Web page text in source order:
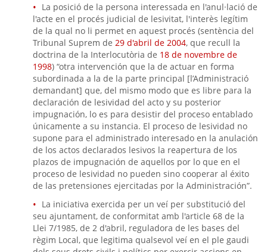
La posició de la persona interessada en l'anul·lació de
l'acte en el procés judicial de lesivitat, l'interès legítim
de la qual no li permet en aquest procés (sentència del
Tribunal Suprem de 29 d'abril de 2004, que recull la
doctrina de la Interlocutòria de 18 de novembre de
1998) “otra intervención que la de actuar en forma
subordinada a la de la parte principal [l’Administració
demandant] que, del mismo modo que es libre para la
declaración de lesividad del acto y su posterior
impugnación, lo es para desistir del proceso entablado
únicamente a su instancia. El proceso de lesividad no
supone para el administrado interesado en la anulación
de los actos declarados lesivos la reapertura de los
plazos de impugnación de aquellos por lo que en el
proceso de lesividad no pueden sino cooperar al éxito
de las pretensiones ejercitadas por la Administración”.
La iniciativa exercida per un veí per substitució del
seu ajuntament, de conformitat amb l'article 68 de la
Llei 7/1985, de 2 d'abril, reguladora de les bases del
règim Local, que legitima qualsevol veí en el ple gaudi